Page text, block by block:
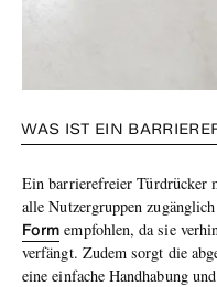
WAS IST EIN
Ein barrierefreier Türdrücker
alle Nutzergruppen
Form empfohlen, da sie
verfängt. Zudem sorgt die
eine einfache Handhabung